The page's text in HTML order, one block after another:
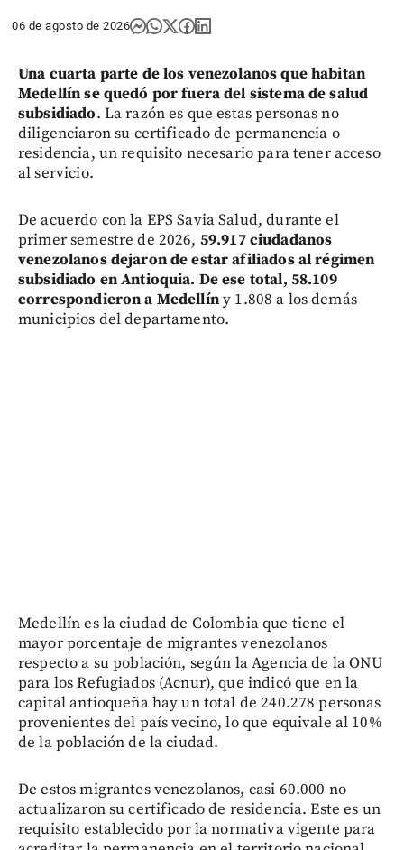
06 de agosto de 2026
Una cuarta parte de los venezolanos que habitan
Medellín se quedó por fuera del sistema de salud
subsidiado. La razón es que estas personas no
diligenciaron su certificado de permanencia o
residencia, un requisito necesario para tener acceso
al servicio.
De acuerdo con la EPS Savia Salud, durante el
primer semestre de 2026, 59.917 ciudadanos
venezolanos dejaron de estar afiliados al régimen
subsidiado en Antioquia. De ese total, 58.109
correspondieron a Medellíny 1.808 a los demás
municipios del departamento.
Medellín es la ciudad de Colombia que tiene el
mayor porcentaje de migrantes venezolanos
respecto a su población, según la Agencia de la ONU
para los Refugiados (Acnur), que indicó que en la
capital antioqueña hay un total de 240.278 personas
provenientes del país vecino, lo que equivale al 10%
de la población de la ciudad.
De estos migrantes venezolanos, casi 60.000 no
actualizaron su certificado de residencia. Este es un
requisito establecido por la normativa vigente para